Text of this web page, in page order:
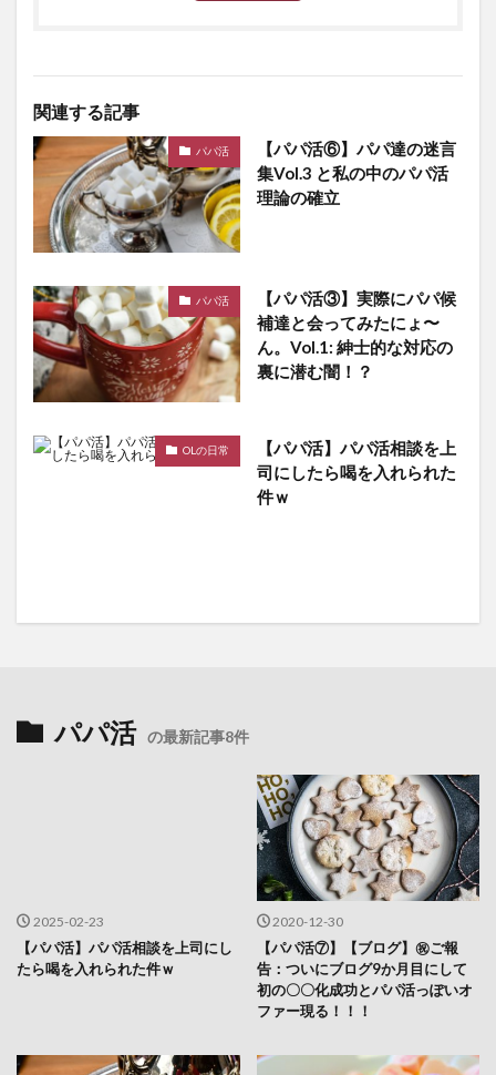
関連する記事
パパ活
【パパ活⑥】パパ達の迷言
集Vol.3 と私の中のパパ活
理論の確立
パパ活
【パパ活③】実際にパパ候
補達と会ってみたにょ〜
ん。Vol.1: 紳士的な対応の
裏に潜む闇！？
OLの日常
【パパ活】パパ活相談を上
司にしたら喝を入れられた
件ｗ
パパ活 の最新記事8件
2025-02-23
【パパ活】パパ活相談を上司にし
たら喝を入れられた件ｗ
2020-12-30
【パパ活⑦】【ブログ】㊗ご報
告：ついにブログ9か月目にして
初の〇〇化成功とパパ活っぽいオ
ファー現る！！！